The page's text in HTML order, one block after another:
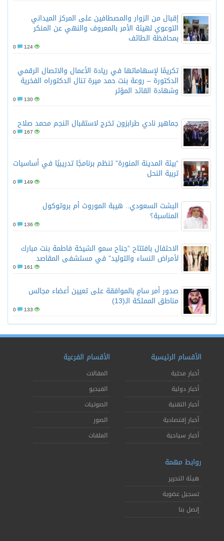
إقبال من الزوار والمصطافين على المركز الميداني
التوعوي لهيئة الأمر بالمعروف والنهي عن المنكر
بمحافظة الطائف
124
تكريمًا لإسهاماتها في ريادة الأعمال والاتصال الرقمي
الدكتورة – روعة بنت حمد ميرة تنال الدكتوراه الفخرية
وشهادة القائد المؤثر
130
جماهير نادي طرابزون تخرج لاستقبال النجم محمد صلاح
167
“بيئة المدينة المنورة” تنظم برنامجًا تدريبيًا في أساسيات
تربية النحل
149
البشت السعودي.. هيبة الموروث أم بروتوكول
المناسبة؟
136
الاحتفال بافتتاح “جناح سمو الشيخة فاطمة بنت مبارك
لأمراض النساء والتوليد” في مستشفى المقاصد
161
صدور أمر سامٍ بالموافقة على تعيين أعضاء مجالس
مناطق المملكة الـ(13)
133
الأقسام الرئيسية
أخبار محلية
أخبار دولية
أخبار التقنية
أخبار إقتصادية
أخبار سياحية
الأقسام الفرعية
المقالات
الفيديو
الصوتيات
الصور
الملفات
روابط مهمة
هيئة التحرير
تسجيل عضوية
إتصل بنا